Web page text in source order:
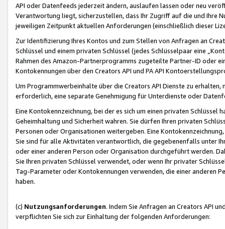
API oder Datenfeeds jederzeit ändern, auslaufen lassen oder neu
Verantwortung liegt, sicherzustellen, dass Ihr Zugriff auf die und Ihre
jeweiligen Zeitpunkt aktuellen Anforderungen (einschließlich dieser
Zur Identifizierung Ihres Kontos und zum Stellen von Anfragen an
Schlüssel und einem privaten Schlüssel (jedes Schlüsselpaar eine
Rahmen des Amazon-Partnerprogramms zugeteilte Partner-ID oder
Kontokennungen über den Creators API und PA API
Um Programmwerbeinhalte über die Creators API Dienste zu
erforderlich, eine separate Genehmigung für Unterdienste oder
Eine Kontokennzeichnung, bei der es sich um einen privaten
Geheimhaltung und Sicherheit wahren. Sie dürfen Ihren privaten
Personen oder Organisationen weitergeben. Eine
Sie sind für alle Aktivitäten verantwortlich, die gegebenenfalls unter
oder einer anderen Person oder Organisation durchgeführt werden.
Sie Ihren privaten Schlüssel verwendet, oder wenn Ihr privater
Tag-Parameter oder Kontokennungen verwenden, die einer anderen
haben.
(c) Nutzungsanforderungen. Indem Sie Anfragen an Creators API
verpflichten Sie sich zur Einhaltung der folgenden Anforderungen: